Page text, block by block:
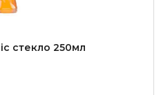
стекло 250мл